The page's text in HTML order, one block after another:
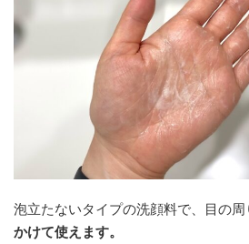
泡立たないタイプの洗顔料で、目の周
かけて使えます。